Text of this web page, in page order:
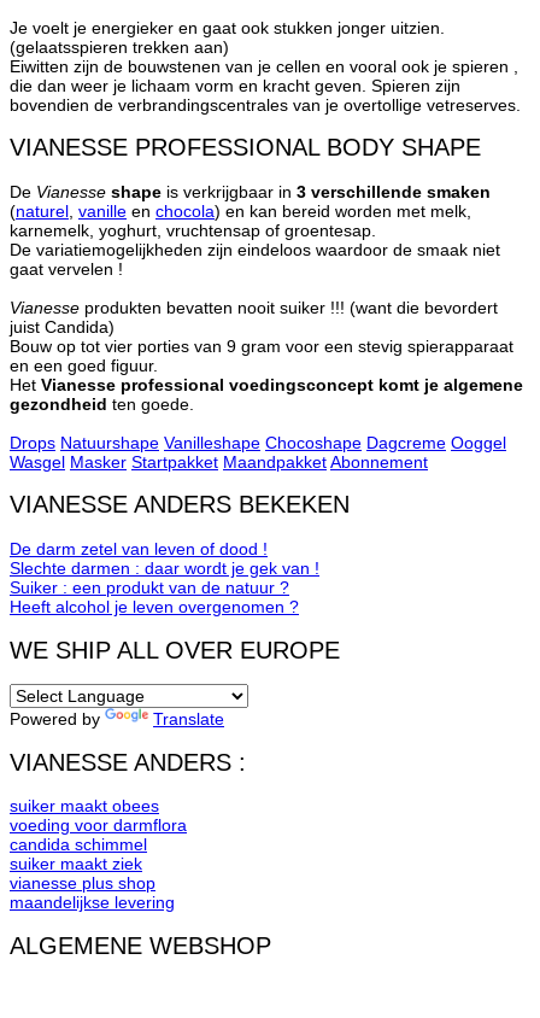
Je voelt je energieker en gaat ook stukken jonger uitzien.
(gelaatsspieren trekken aan)
Eiwitten zijn de bouwstenen van je cellen en vooral ook je spieren ,
die dan weer je lichaam vorm en kracht geven. Spieren zijn
bovendien de verbrandingscentrales van je overtollige vetreserves.
VIANESSE PROFESSIONAL BODY SHAPE
De Vianesse shape is verkrijgbaar in 3 verschillende smaken
(naturel vanille en chocola) en kan bereid worden met melk,
karnemelk, yoghurt, vruchtensap of groentesap.
De variatiemogelijkheden zijn eindeloos waardoor de smaak niet
gaat vervelen !
Vianesse produkten bevatten nooit suiker !!! (want die bevordert
juist Candida)
Bouw op tot vier porties van 9 gram voor een stevig spierapparaat
en een goed figuur.
Het Vianesse professional voedingsconcept komt je algemene
gezondheid ten goede.
Drops Natuurshape Vanilleshape Chocoshape Dagcreme Ooggel
Wasgel Masker Startpakket MaandpakketAbonnement
VIANESSE ANDERS BEKEKEN
De darm zetel van leven of dood !
Slechte darmen : daar wordt je gek van !
Suiker : een produkt van de natuur ?
Heeft alcohol je leven overgenomen ?
WE SHIP ALL OVER EUROPE
Powered by Translate
VIANESSE ANDERS :
suiker maakt obees
voeding voor darmflora
candida schimmel
suiker maakt ziek
vianesse plus shop
maandelijkse levering
ALGEMENE WEBSHOP